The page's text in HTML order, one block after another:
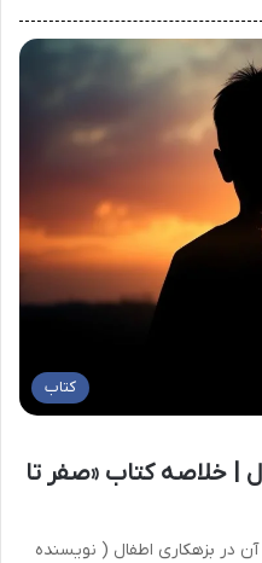
کتاب
| خلاصه کتاب «صفر تا
در بزهکاری اطفال ( نویسنده